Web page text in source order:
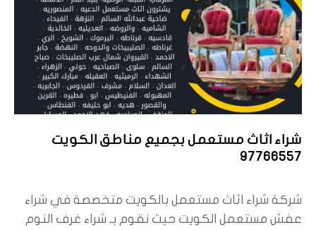
شراء اثاث مستعمل بجميع مناطق الكويت
97766557
شركة شراء اثاث مستعمل بالكويت متخصصة في شراء
عفش مستعمل الكويت حيث نقوم بـ شراء غرف النوم